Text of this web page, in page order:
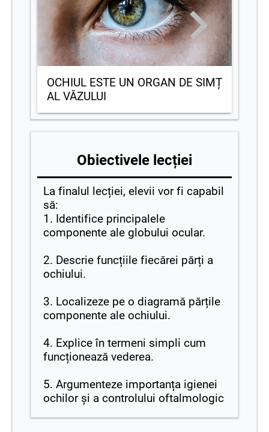
OCHIUL ESTE UN ORGAN DE SIMȚ
AL VĂZULUI
Obiectivele lecției
La finalul lecției, elevii vor fi capabil
să:
1. Identifice principalele
componente ale globului ocular.
2. Descrie funcțiile fiecărei părți a
ochiului.
3. Localizeze pe o diagramă părțile
componente ale ochiului.
4. Explice în termeni simpli cum
funcționează vederea.
5. Argumenteze importanța igienei
ochilor și a controlului oftalmologic